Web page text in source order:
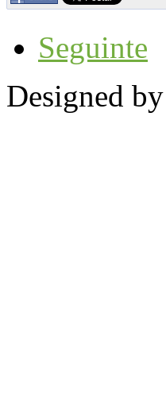
Seguinte
Designed by